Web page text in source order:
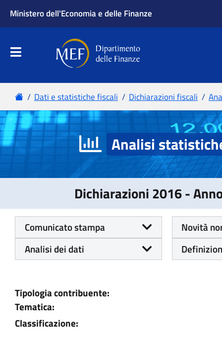
Analisi
Dichiarazioni 2016 -
Comunicato stampa
Novità
Analisi dei dati
Tipologia contribuente:
Tematica:
Classificazione: